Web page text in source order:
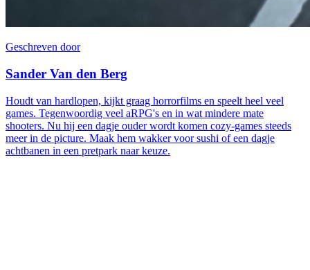
Geschreven door
Sander Van den Berg
Houdt van hardlopen, kijkt graag horrorfilms en speelt heel veel
games. Tegenwoordig veel aRPG's en in wat mindere mate
shooters. Nu hij een dagje ouder wordt komen cozy-games steeds
meer in de picture. Maak hem wakker voor sushi of een dagje
achtbanen in een pretpark naar keuze.